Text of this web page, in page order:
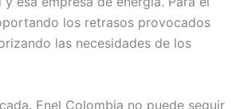
los retrasos provocados
las necesidades de los
Enel Colombia no puede seguir